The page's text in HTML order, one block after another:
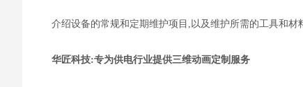
介绍设备的常规和定期维护项目,以及维护所需的工具和材
华匠科技:专为供电行业提供三维动画定制服务